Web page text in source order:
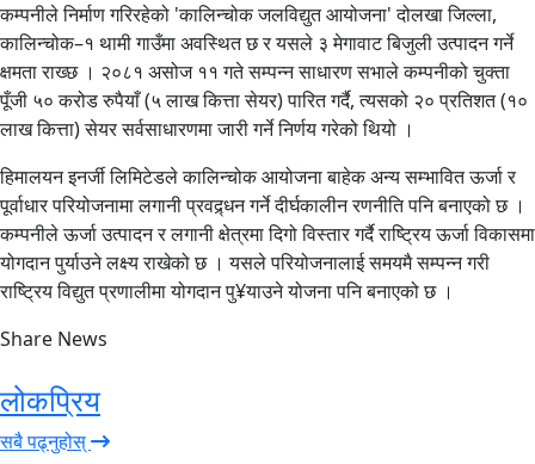
कम्पनीले निर्माण गरिरहेको 'कालिन्चोक जलविद्युत आयोजना' दोलखा जिल्ला,
कालिन्चोक–१ थामी गाउँमा अवस्थित छ र यसले ३ मेगावाट बिजुली उत्पादन गर्ने
क्षमता राख्छ । २०८१ असोज ११ गते सम्पन्न साधारण सभाले कम्पनीको चुक्ता
पूँजी ५० करोड रुपैयाँ (५ लाख कित्ता सेयर) पारित गर्दै, त्यसको २० प्रतिशत (१०
लाख कित्ता) सेयर सर्वसाधारणमा जारी गर्ने निर्णय गरेको थियो ।
हिमालयन इनर्जी लिमिटेडले कालिन्चोक आयोजना बाहेक अन्य सम्भावित ऊर्जा र
पूर्वाधार परियोजनामा लगानी प्रवद्र्धन गर्ने दीर्घकालीन रणनीति पनि बनाएको छ ।
कम्पनीले ऊर्जा उत्पादन र लगानी क्षेत्रमा दिगो विस्तार गर्दै राष्ट्रिय ऊर्जा विकासमा
योगदान पुर्याउने लक्ष्य राखेको छ । यसले परियोजनालाई समयमै सम्पन्न गरी
राष्ट्रिय विद्युत प्रणालीमा योगदान पु¥याउने योजना पनि बनाएको छ ।
Share News
लोकप्रिय
सबै पढ्नुहोस्